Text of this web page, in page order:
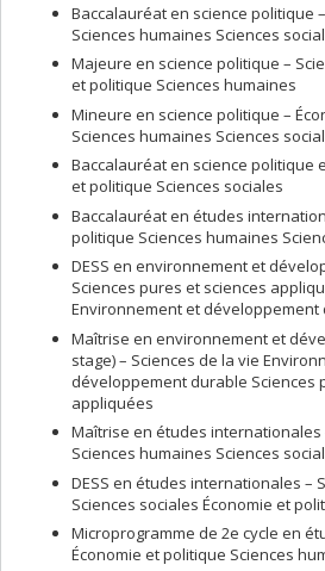
Baccalauréat en science politique
Sciences humaines Sciences
Majeure en science politique –
et politique Sciences humaines
Mineure en science politique –
Sciences humaines Sciences
Baccalauréat en science politique
et politique Sciences sociales
Baccalauréat en études
politique Sciences humaines
DESS en environnement et
Sciences pures et sciences
Environnement et développement
Maîtrise en environnement et
stage) – Sciences de la vie
développement durable Sciences
appliquées
Maîtrise en études internationales
Sciences humaines Sciences
DESS en études internationales –
Sciences sociales Économie et
Microprogramme de 2e cycle en
Économie et politique Sciences